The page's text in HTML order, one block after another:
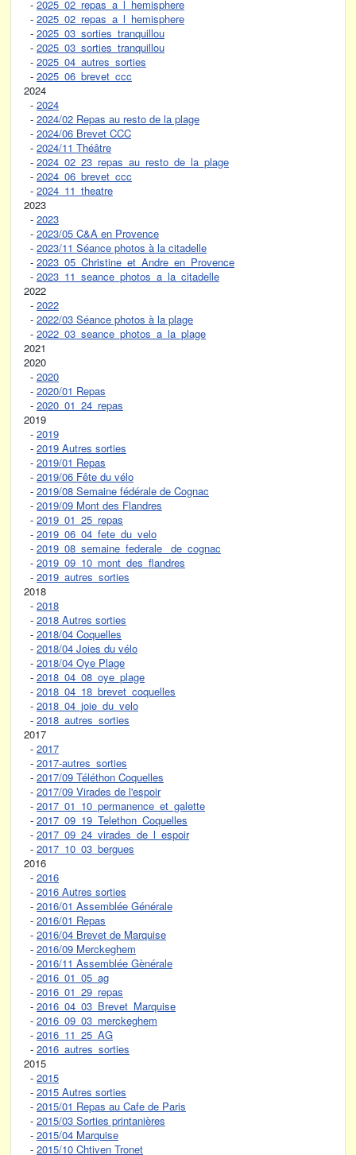
- 2025_02_repas_a_l_hemisphere
- 2025_02_repas_a_l_hemisphere
- 2025_03_sorties_tranquillou
- 2025_03_sorties_tranquillou
- 2025_04_autres_sorties
- 2025_06_brevet_ccc
2024
- 2024
- 2024/02 Repas au resto de la plage
- 2024/06 Brevet CCC
- 2024/11 Théâtre
- 2024_02_23_repas_au_resto_de_la_plage
- 2024_06_brevet_ccc
- 2024_11_theatre
2023
- 2023
- 2023/05 C&A en Provence
- 2023/11 Séance photos à la citadelle
- 2023_05_Christine_et_Andre_en_Provence
- 2023_11_seance_photos_a_la_citadelle
2022
- 2022
- 2022/03 Séance photos à la plage
- 2022_03_seance_photos_a_la_plage
2021
2020
- 2020
- 2020/01 Repas
- 2020_01_24_repas
2019
- 2019
- 2019 Autres sorties
- 2019/01 Repas
- 2019/06 Fête du vélo
- 2019/08 Semaine fédérale de Cognac
- 2019/09 Mont des Flandres
- 2019_01_25_repas
- 2019_06_04_fete_du_velo
- 2019_08_semaine_federale_ de_cognac
- 2019_09_10_mont_des_flandres
- 2019_autres_sorties
2018
- 2018
- 2018 Autres sorties
- 2018/04 Coquelles
- 2018/04 Joies du vélo
- 2018/04 Oye Plage
- 2018_04_08_oye_plage
- 2018_04_18_brevet_coquelles
- 2018_04_joie_du_velo
- 2018_autres_sorties
2017
- 2017
- 2017-autres_sorties
- 2017/09 Téléthon Coquelles
- 2017/09 Virades de l'espoir
- 2017_01_10_permanence_et_galette
- 2017_09_19_Telethon_Coquelles
- 2017_09_24_virades_de_l_espoir
- 2017_10_03_bergues
2016
- 2016
- 2016 Autres sorties
- 2016/01 Assemblée Générale
- 2016/01 Repas
- 2016/04 Brevet de Marquise
- 2016/09 Merckeghem
- 2016/11 Assemblée Gènérale
- 2016_01_05_ag
- 2016_01_29_repas
- 2016_04_03_Brevet_Marquise
- 2016_09_03_merckeghem
- 2016_11_25_AG
- 2016_autres_sorties
2015
- 2015
- 2015 Autres sorties
- 2015/01 Repas au Cafe de Paris
- 2015/03 Sorties printanières
- 2015/04 Marquise
- 2015/10 Chtiven Tronet